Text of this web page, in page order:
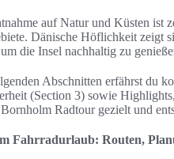
auf Natur und Küsten ist
Dänische Höflichkeit zeigt
die Insel nachhaltig zu
Abschnitten erfährst du
(Section 3) sowie
Radtour gezielt und
Fahrradurlaub: Routen,